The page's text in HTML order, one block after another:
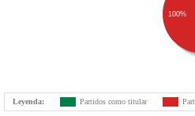
100%
Leyenda: Partidos como titular